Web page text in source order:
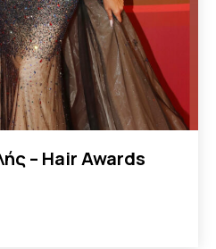
– Hair Awards